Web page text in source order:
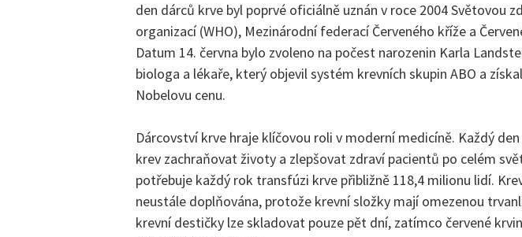
den dárců krve byl poprvé oficiálně uznán v roce 2004 Světovou
organizací (WHO), Mezinárodní federací Červeného kříže a
Datum 14. června bylo zvoleno na počest narozenin Karla
biologa a lékaře, který objevil systém krevních skupin ABO a
Nobelovu cenu.
Dárcovství krve hraje klíčovou roli v moderní medicíně. Každý
krev zachraňovat životy a zlepšovat zdraví pacientů po celém
potřebuje každý rok transfúzi krve přibližně 118,4 milionu lidí.
neustále doplňována, protože krevní složky mají omezenou
krevní destičky lze skladovat pouze pět dní, zatímco červené